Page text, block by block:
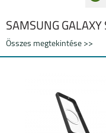
SAMSUNG GALAXY
A34 5G
A54
SAMSUNG GALAXY
Összes megtekintése >>